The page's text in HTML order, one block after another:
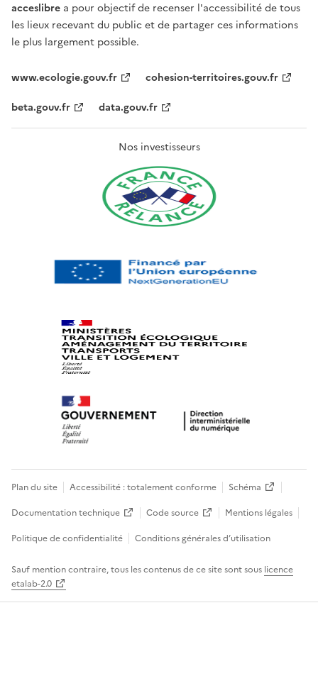
acceslibre a pour objectif de recenser l'accessibilité de tous
les lieux recevant du public et de partager ces informations
le plus largement possible.
www.ecologie.gouv.fr
cohesion-territoires.gouv.fr
beta.gouv.fr
data.gouv.fr
Nos investisseurs
Plan du site Accessibilité : totalement conforme
Schéma
Documentation technique
Code source
Mentions légales
Politique de confidentialité
Conditions générales d’utilisation
Sauf mention contraire, tous les contenus de ce site sont sous licence
etalab-2.0